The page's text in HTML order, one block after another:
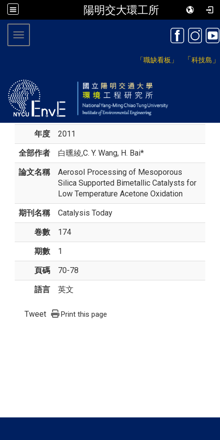
陽明交大環工所
「職缺看板」 「科技島 」
Toggle navigation
年度 2011
全部作者 白曛綾,C. Y. Wang, H. Bai*
論文名稱
Aerosol Processing of Mesoporous
Silica Supported Bimetallic Catalysts for
Low Temperature Acetone Oxidation
期刊名稱 Catalysis Today
卷數 174
期數 1
頁碼 70-78
語言 英文
Tweet Print this page